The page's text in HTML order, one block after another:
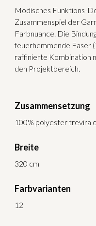
Modisches Funktions-
Zusammenspiel der
Farbnuance. Die
feuerhemmende Faser
raffinierte Kombination
den Projektbereich.
Zusammensetzung
100% polyester trevira
Breite
320 cm
Farbvarianten
12